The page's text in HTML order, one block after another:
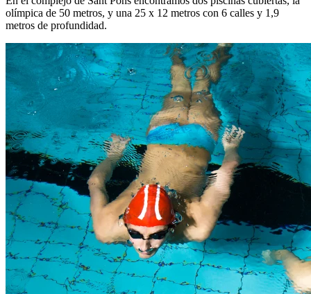
olímpica de 50 metros, y una 25 x 12 metros con 6 calles y 1,9
metros de profundidad.